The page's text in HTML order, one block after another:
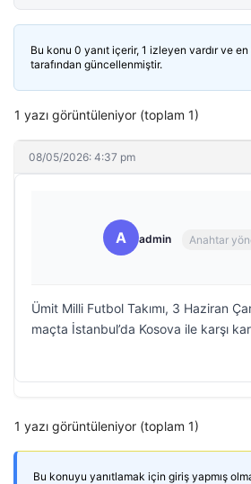
Bu konu 0 yanıt içerir, 1 izleyen vardır ve en
tarafından güncellenmiştir.
1 yazı görüntüleniyor (toplam 1)
08/05/2026: 4:37 pm
A admin Anahtar
Ümit Milli Futbol Takımı, 3 Haziran
maçta İstanbul’da Kosova ile karşı
1 yazı görüntüleniyor (toplam 1)
Bu konuyu yanıtlamak için giriş yapmış